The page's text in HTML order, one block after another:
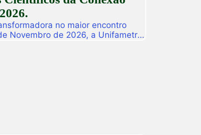
no maior encontro
Novembro de 2026, a Unifametro